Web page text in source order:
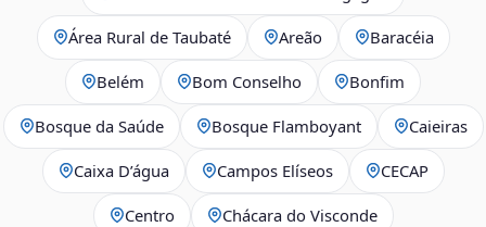
Área Rural de Taubaté Areão Baracéia
Belém Bom Conselho Bonfim
Bosque da Saúde Bosque Flamboyant Caieiras
Caixa D’água Campos Elíseos CECAP
Centro Chácara do Visconde